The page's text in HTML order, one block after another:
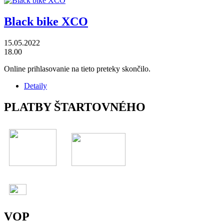
Black bike XCO
15.05.2022
18.00
Online prihlasovanie na tieto preteky skončilo.
Detaily
PLATBY ŠTARTOVNÉHO
VOP